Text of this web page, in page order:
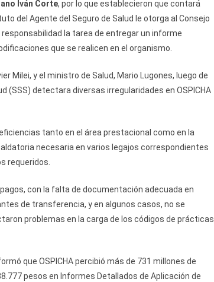
Iván Corte, por lo que establecieron que contará
del Agente del Seguro de Salud le otorga al Consejo
la tarea de entregar un informe
que se realicen en el organismo.
Milei, y el ministro de Salud, Mario Lugones, luego de
(SSS) detectara diversas irregularidades en OSPICHA
tanto en el área prestacional como en la
necesaria en varios legajos correspondientes
requeridos.
con la falta de documentación adecuada en
de transferencia, y en algunos casos, no se
problemas en la carga de los códigos de prácticas
que OSPICHA percibió más de 731 millones de
pesos en Informes Detallados de Aplicación de